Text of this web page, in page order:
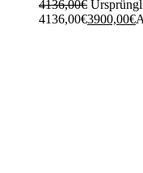
4136,00€
4136,00€3900,00€